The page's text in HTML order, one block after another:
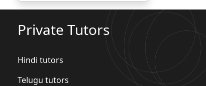
Private Tutors
Hindi tutors
Telugu tutors